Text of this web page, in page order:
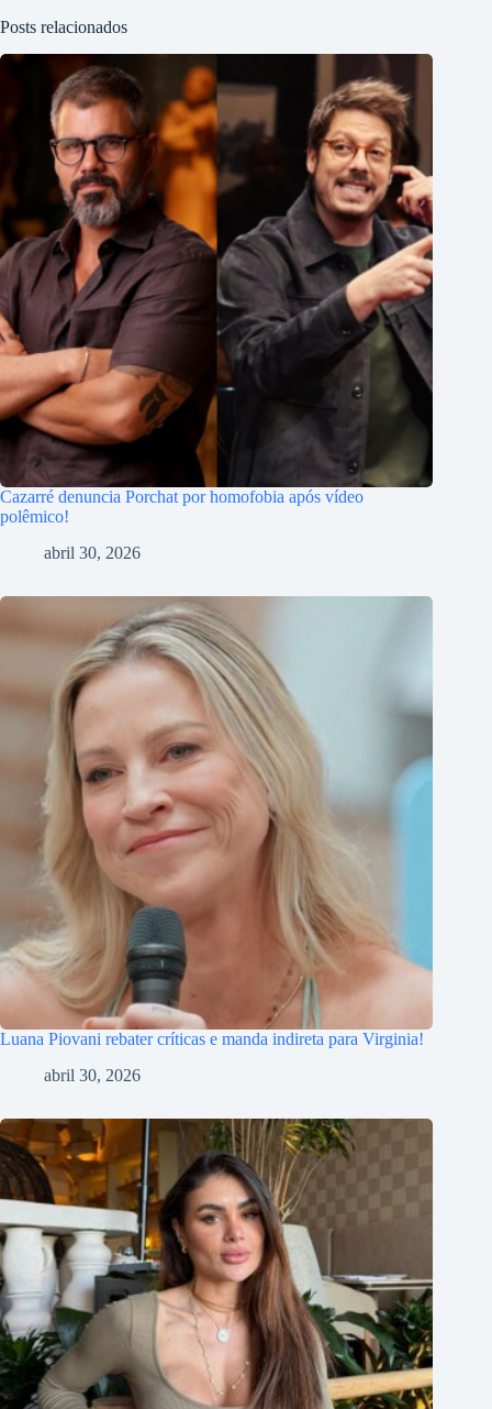
Posts relacionados
Cazarré denuncia Porchat por homofobia após vídeo
polêmico!
abril 30, 2026
Luana Piovani rebater críticas e manda indireta para Virginia!
abril 30, 2026